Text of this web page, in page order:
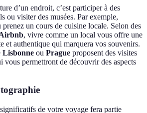
d’un endroit, c’est participer à des
ou visiter des musées. Par exemple,
prenez un cours de cuisine locale. Selon des
, vivre comme un local vous offre une
et authentique qui marquera vos souvenirs.
Lisbonne ou Prague proposent des visites
vous permettront de découvrir des aspects
de votre voyage fera partie